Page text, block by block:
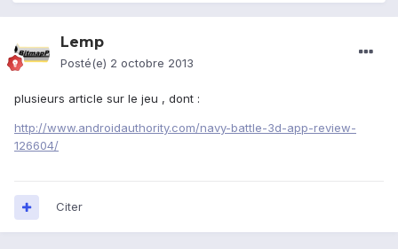
Lemp
Posté(e) 2 octobre 2013
plusieurs article sur le jeu , dont :
http://www.androidauthority.com/navy-battle-3d-app-review-
126604/
Citer